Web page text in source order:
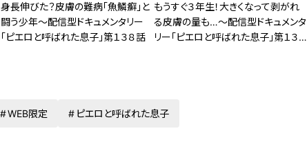
身長伸びた？皮膚の難病「魚鱗癬」と
闘う少年～配信型ドキュメンタリー
「ピエロと呼ばれた息子」第１３８話
もうすぐ３年生！大きくなって剥がれ
る皮膚の量も…～配信型ドキュメンタ
リー「ピエロと呼ばれた息子」第１３４
WEB限定 ピエロと呼ばれた息子